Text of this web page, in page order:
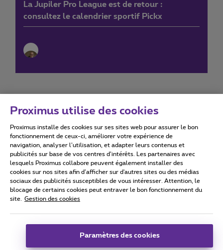
La Jupiler Pro League est de retour :
consultez le calendrier sportif Pickx
Conditions d'utilisation Accessibility statement
Tous droits réservés. © 2026 Proximus
Conditions générales, info consommateur
Coordonnées de l’entreprise
Proximus utilise des cookies
Proximus installe des cookies sur ses sites web pour assurer le bon
fonctionnement de ceux-ci, améliorer votre expérience de
navigation, analyser l’utilisation, et adapter leurs contenus et
publicités sur base de vos centres d’intérêts. Les partenaires avec
lesquels Proximus collabore peuvent également installer des
cookies sur nos sites afin d’afficher sur d'autres sites ou des médias
sociaux des publicités susceptibles de vous intéresser. Attention, le
blocage de certains cookies peut entraver le bon fonctionnement du
site.
Gestion des cookies
Paramètres des cookies